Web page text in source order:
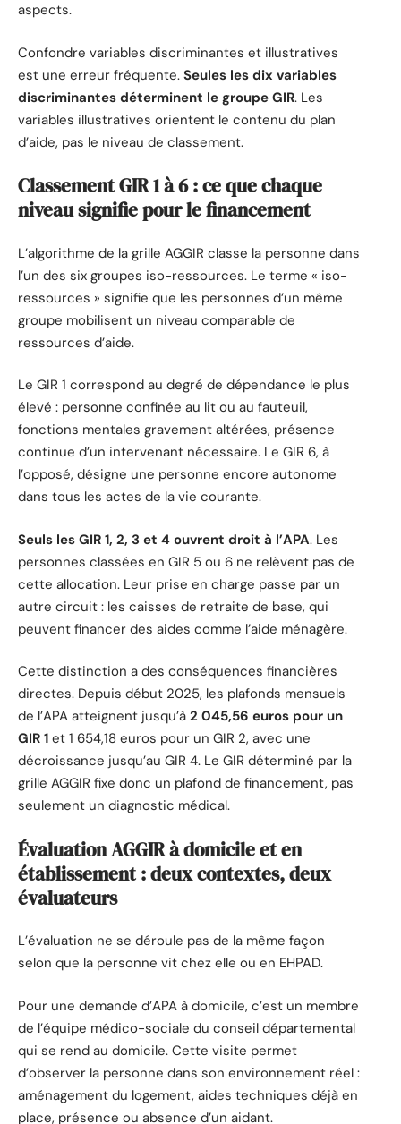
aspects.
Confondre variables discriminantes et illustratives
est une erreur fréquente. Seules les dix variables
discriminantes déterminent le groupe GIR. Les
variables illustratives orientent le contenu du plan
d’aide, pas le niveau de classement.
Classement GIR 1 à 6 : ce que chaque
niveau signifie pour le financement
L’algorithme de la grille AGGIR classe la personne dans
l’un des six groupes iso-ressources. Le terme « iso-
ressources » signifie que les personnes d’un même
groupe mobilisent un niveau comparable de
ressources d’aide.
Le GIR 1 correspond au degré de dépendance le plus
élevé : personne confinée au lit ou au fauteuil,
fonctions mentales gravement altérées, présence
continue d’un intervenant nécessaire. Le GIR 6, à
l’opposé, désigne une personne encore autonome
dans tous les actes de la vie courante.
Seuls les GIR 1, 2, 3 et 4 ouvrent droit à l’APA. Les
personnes classées en GIR 5 ou 6 ne relèvent pas de
cette allocation. Leur prise en charge passe par un
autre circuit : les caisses de retraite de base, qui
peuvent financer des aides comme l’aide ménagère.
Cette distinction a des conséquences financières
directes. Depuis début 2025, les plafonds mensuels
de l’APA atteignent jusqu’à 2 045,56 euros pour un
GIR 1 et 1 654,18 euros pour un GIR 2, avec une
décroissance jusqu’au GIR 4. Le GIR déterminé par la
grille AGGIR fixe donc un plafond de financement, pas
seulement un diagnostic médical.
Évaluation AGGIR à domicile et en
établissement : deux contextes, deux
évaluateurs
L’évaluation ne se déroule pas de la même façon
selon que la personne vit chez elle ou en EHPAD.
Pour une demande d’APA à domicile, c’est un membre
de l’équipe médico-sociale du conseil départemental
qui se rend au domicile. Cette visite permet
d’observer la personne dans son environnement réel :
aménagement du logement, aides techniques déjà en
place, présence ou absence d’un aidant.